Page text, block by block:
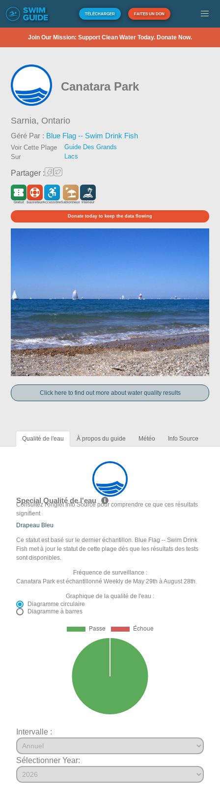
TÉLÉCHARGER FAITES UN DON
Join Our Mission: Support Clean Water Today. Donate Now.
Canatara Park
Sarnia, Ontario
Géré Par : Blue Flag -- Swim Drink Fish
Voir Cette Plage
Sur
Guide Des Grands
Lacs
Partager :
Gratuit SauveteurAccessibleSablonneux Intérieur
Donate today to keep the data flowing
Click here to find out more about water quality results
Qualité de l'eau À propos du guide Météo Info Source
Special Qualité de l'eau
Consultez l'onglet Info Source pour comprendre ce que ces résultats
signifient
Drapeau Bleu
Ce statut est basé sur le dernier échantillon. Blue Flag -- Swim Drink
Fish met à jour le statut de cette plage dès que les résultats des tests
sont disponibles.
Fréquence de surveillance :
Canatara Park est échantillonné Weekly de May 29th à August 28th.
Graphique de la qualité de l'eau :
Diagramme circulaire
Diagramme à barres
Intervalle :
Sélectionner Year: